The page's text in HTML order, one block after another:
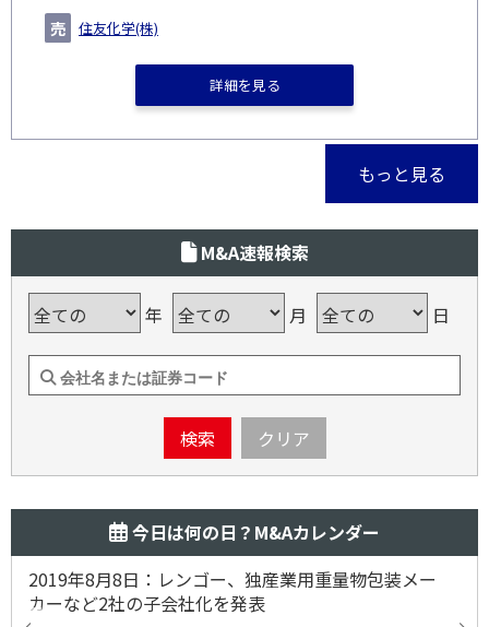
住友化学(株)
詳細を見る
もっと見る
M&A速報検索
年 月 日
検索 クリア
今日は何の日？M&Aカレンダー
2019年8月8日：レンゴー、独産業用重量物包装メー
カーなど2社の子会社化を発表